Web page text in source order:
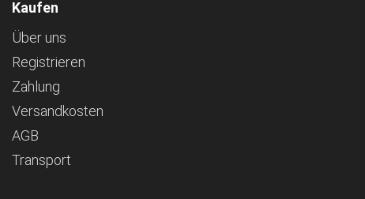
Kaufen
Über uns
Registrieren
Zahlung
Versandkosten
AGB
Transport